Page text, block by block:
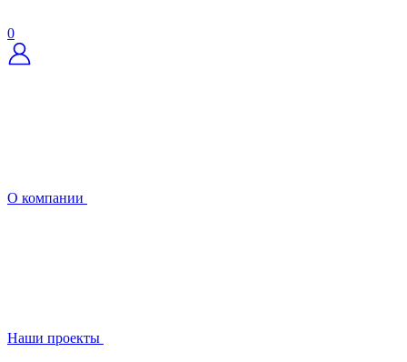
0
О компании
Наши проекты